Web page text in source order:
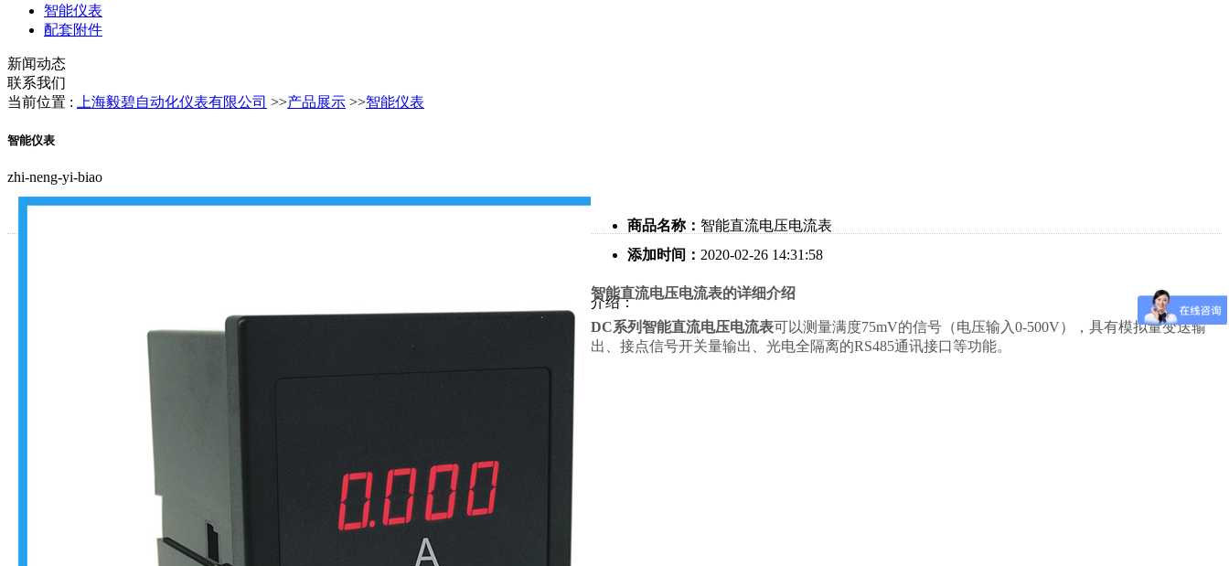
智能仪表
配套附件
新闻动态
联系我们
当前位置 :
上海毅碧自动化仪表有限公司 >>产品展示 >>智能仪表
智能仪表
zhi-neng-yi-biao
商品名称： 智能直流电压电流表
添加时间： 2020-02-26 14:31:58
介绍：
智能直流电压电流表的详细介绍
DC系列智能直流电压电流表可以测量满度75mV的信号（电压输入0-500V），具有模拟量变送输
出、接点信号开关量输出、光电全隔离的RS485通讯接口等功能。